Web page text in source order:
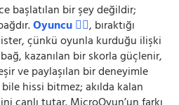
başlatılan bir şey değildir;
Oyuncu 🧍‍♂️, bıraktığı
çünkü oyunla kurduğu ilişki
kazanılan bir skorla güçlenir,
ve paylaşılan bir deneyimle
hissi bitmez; akılda kalan